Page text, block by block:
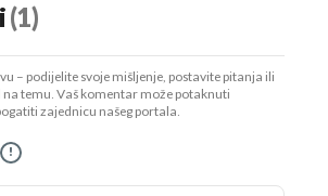
(1)
– podijelite svoje mišljenje, postavite pitanja ili
na temu. Vaš komentar može potaknuti
zajednicu našeg portala.
!